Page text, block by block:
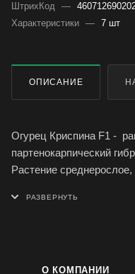
ШтрихКод —
Характеристики — 7 шт
ОПИСАНИЕ
Огурец Криспина F1 -
партенокарпический
Растение
Плоды длиной 10-12 см,
устойчивость к
О КОМПАНИИ